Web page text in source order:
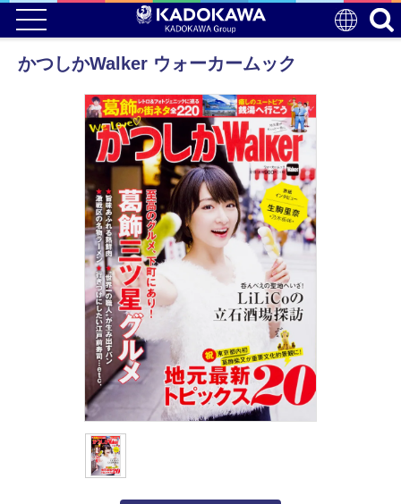
かつしかWalker ウォーカームック